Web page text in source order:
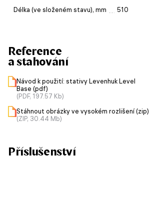
Délka (ve složeném stavu), mm 510
Reference
a stahování
Návod k použití: stativy Levenhuk Level
Base (pdf)
(PDF, 197.57 Kb)
Stáhnout obrázky ve vysokém rozlišení (zip)
(ZIP, 30.44 Mb)
Příslušenství